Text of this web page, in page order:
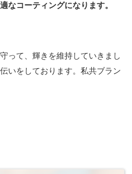
なコーティングになります。
って、輝きを維持していきまし
いをしております。私共ブラン